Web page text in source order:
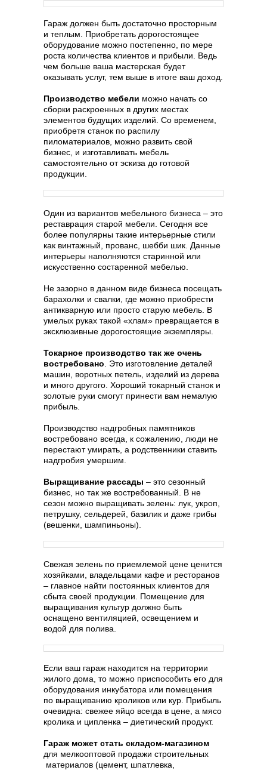
Гараж должен быть достаточно просторным
и теплым. Приобретать дорогостоящее
оборудование можно постепенно, по мере
роста количества клиентов и прибыли. Ведь
чем больше ваша мастерская будет
оказывать услуг, тем выше в итоге ваш доход.
Производство мебели можно начать со
сборки раскроенных в других местах
элементов будущих изделий. Со временем,
приобретя станок по распилу
пиломатериалов, можно развить свой
бизнес, и изготавливать мебель
самостоятельно от эскиза до готовой
продукции.
Один из вариантов мебельного бизнеса – это
реставрация старой мебели. Сегодня все
более популярны такие интерьерные стили
как винтажный, прованс, шебби шик. Данные
интерьеры наполняются старинной или
искусственно состаренной мебелью.
Не зазорно в данном виде бизнеса посещать
барахолки и свалки, где можно приобрести
антикварную или просто старую мебель. В
умелых руках такой «хлам» превращается в
эксклюзивные дорогостоящие экземпляры.
Токарное производство так же очень
востребовано . Это изготовление деталей
машин, воротных петель, изделий из дерева
и много другого. Хороший токарный станок и
золотые руки смогут принести вам немалую
прибыль.
Производство надгробных памятников
востребовано всегда, к сожалению, люди не
перестают умирать, а родственники ставить
надгробия умершим.
Выращивание рассады – это сезонный
бизнес, но так же востребованный. В не
сезон можно выращивать зелень: лук, укроп,
петрушку, сельдерей, базилик и даже грибы
(вешенки, шампиньоны).
Свежая зелень по приемлемой цене ценится
хозяйками, владельцами кафе и ресторанов
– главное найти постоянных клиентов для
сбыта своей продукции. Помещение для
выращивания культур должно быть
оснащено вентиляцией, освещением и
водой для полива.
Если ваш гараж находится на территории
жилого дома, то можно приспособить его для
оборудования инкубатора или помещения
по выращиванию кроликов или кур. Прибыль
очевидна: свежее яйцо всегда в цене, а мясо
кролика и ципленка – диетический продукт.
Гараж может стать складом-магазином
для мелкооптовой продажи строительных
материалов (цемент, шпатлевка,